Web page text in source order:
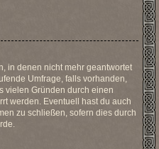
in denen nicht mehr geantwortet
Umfrage, falls vorhanden,
vielen Gründen durch einen
werden. Eventuell hast du auch
zu schließen, sofern dies durch